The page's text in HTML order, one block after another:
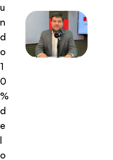
u
n
d
o
1
0
%
d
e
l
o